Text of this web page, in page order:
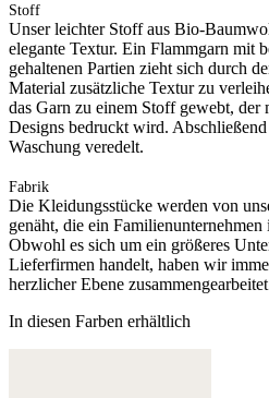
Stoff
Unser leichter Stoff aus Bio-
elegante Textur. Ein Flammgarn mit
gehaltenen Partien zieht sich durch
Material zusätzliche Textur zu
das Garn zu einem Stoff gewebt, der
Designs bedruckt wird.
Waschung veredelt.
Fabrik
Die Kleidungsstücke werden von
genäht, die ein
Obwohl es sich um ein größeres
Lieferfirmen handelt, haben wir
herzlicher Ebene
In diesen Farben erhältlich